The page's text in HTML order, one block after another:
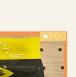
ヒラメ